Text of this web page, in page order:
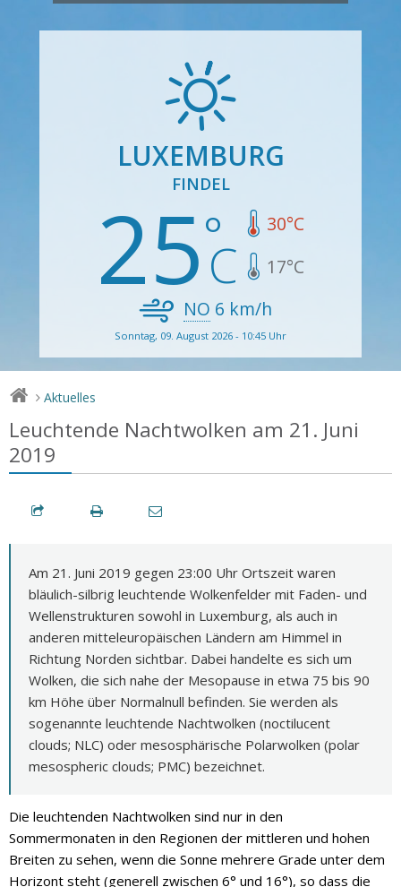
LUXEMBURG
FINDEL
25 30°C
17°C
NO 6 km/h
Sonntag, 09. August 2026 - 10:45 Uhr
> Aktuelles
Leuchtende Nachtwolken am 21. Juni
2019
Am 21. Juni 2019 gegen 23:00 Uhr Ortszeit waren
bläulich-silbrig leuchtende Wolkenfelder mit Faden- und
Wellenstrukturen sowohl in Luxemburg, als auch in
anderen mitteleuropäischen Ländern am Himmel in
Richtung Norden sichtbar. Dabei handelte es sich um
Wolken, die sich nahe der Mesopause in etwa 75 bis 90
km Höhe über Normalnull befinden. Sie werden als
sogenannte leuchtende Nachtwolken (noctilucent
clouds; NLC) oder mesosphärische Polarwolken (polar
mesospheric clouds; PMC) bezeichnet.
Die leuchtenden Nachtwolken sind nur in den
Sommermonaten in den Regionen der mittleren und hohen
Breiten zu sehen, wenn die Sonne mehrere Grade unter dem
Horizont steht (generell zwischen 6° und 16°), so dass die